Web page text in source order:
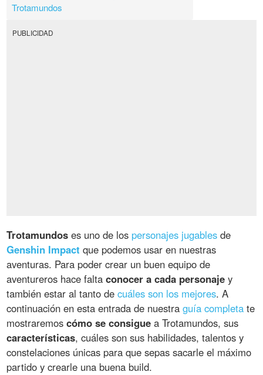
Trotamundos
PUBLICIDAD
Trotamundos es uno de los personajes jugables de
Genshin Impact que podemos usar en nuestras
aventuras. Para poder crear un buen equipo de
aventureros hace faltaconocer a cada personaje y
también estar al tanto decuáles son los mejores. A
continuación en esta entrada de nuestraguía completa te
mostraremoscómo se consigue a Trotamundos, sus
características, cuáles son sus habilidades, talentos y
constelaciones únicas para que sepas sacarle el máximo
partido y crearle una buena build.